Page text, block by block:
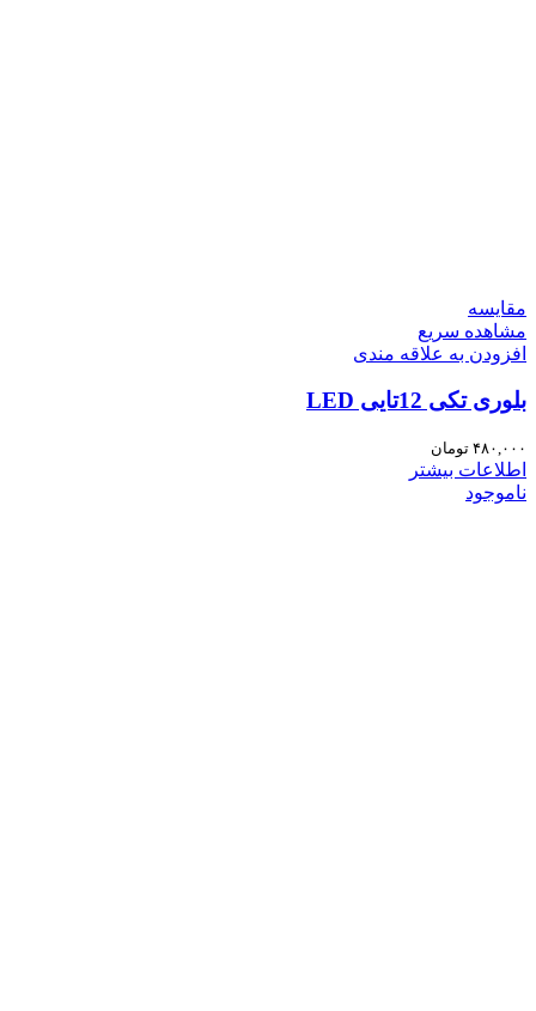
مقایسه
مشاهده سریع
افزودن به علاقه مندی
بلوری تکی 12تایی LED
۴۸۰,۰۰۰ تومان
اطلاعات بیشتر
ناموجود